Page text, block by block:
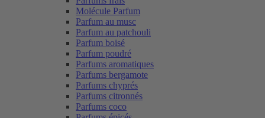
Molécule Parfum
Parfum au musc
Parfum au patchouli
Parfum boisé
Parfum poudré
Parfums aromatiques
Parfums bergamote
Parfums chyprés
Parfums citronnés
Parfums coco